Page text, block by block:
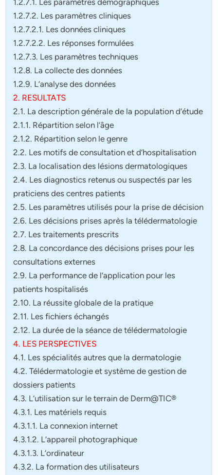
1.2.7.1. Les paramètres démographiques
1.2.7.2. Les paramètres cliniques
1.2.7.2.1. Les données cliniques
1.2.7.2.2. Les réponses formulées
1.2.7.3. Les paramètres techniques
1.2.8. La collecte des données
1.2.9. L’analyse des données
2. RESULTATS
2.1. La description générale de la population d’étude
2.1.1. Répartition selon l’âge
2.1.2. Répartition selon le genre
2.2. Les motifs de consultation et d’hospitalisation
2.3. La localisation des lésions dermatologiques
2.4. Les diagnostics retenus ou suspectés par les
praticiens des centres patients
2.5. Les paramètres utilisés pour la prise de décision
2.6. Les décisions prises après la télédermatologie
2.7. Les traitements prescrits
2.8. La concordance des décisions prises pour les
consultations externes
2.9. La performance de l’application pour les
patients hospitalisés
2.10. La réussite globale de la pratique
2.11. Les fichiers échangés
2.12. La durée de la séance de télédermatologie
4. LES PERSPECTIVES
4.1. Les spécialités autres que la dermatologie
4.2. Télédermatologie et système de gestion de
dossiers patients
4.3. L’utilisation sur le terrain de Derm@TIC®
4.3.1. Les matériels requis
4.3.1.1. La connexion internet
4.3.1.2. L’appareil photographique
4.3.1.3. L’ordinateur
4.3.2. La formation des utilisateurs